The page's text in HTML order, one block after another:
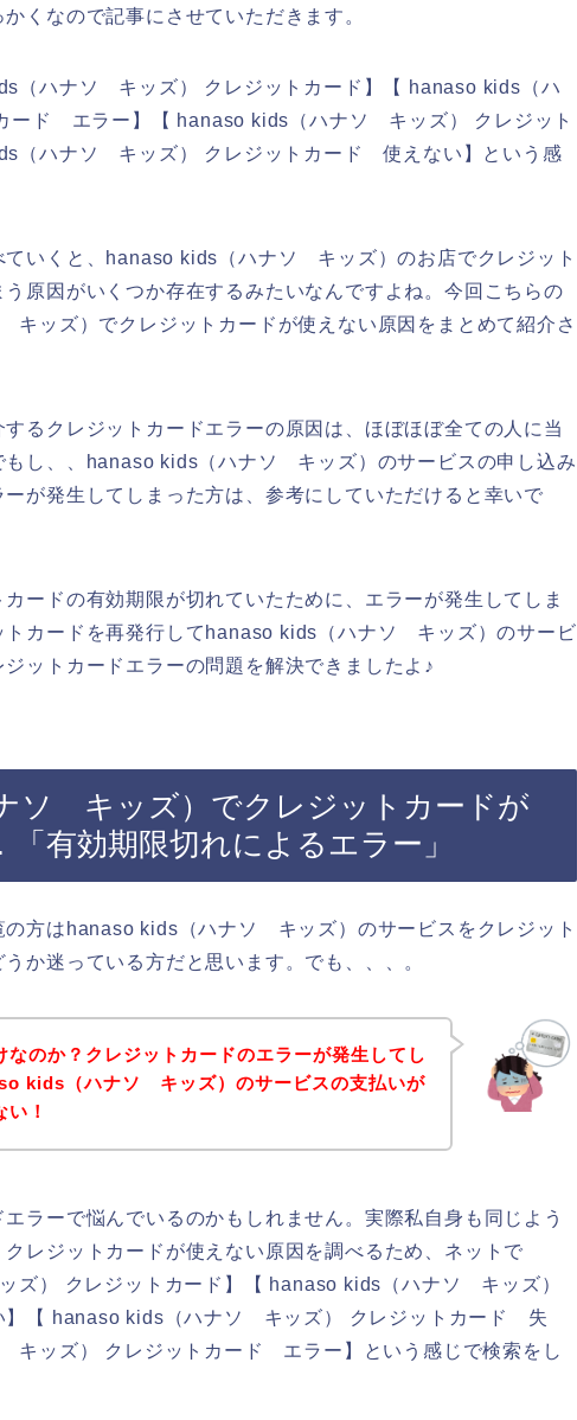
くなので記事にさせていただきます。
（ハナソ キッズ） クレジットカード】【 hanaso kids（ハ
ード エラー】【 hanaso kids（ハナソ キッズ） クレジット
（ハナソ キッズ） クレジットカード 使えない】という感
ていくと、hanaso kids（ハナソ キッズ）のお店でクレジット
原因がいくつか存在するみたいなんですよね。今回こちらの
ッズ）でクレジットカードが使えない原因をまとめて紹介さ
るクレジットカードエラーの原因は、ほぼほぼ全ての人に当
もし、、hanaso kids（ハナソ キッズ）のサービスの申し込み
が発生してしまった方は、参考にしていただけると幸いで
ードの有効期限が切れていたために、エラーが発生してしま
トカードを再発行してhanaso kids（ハナソ キッズ）のサービ
ットカードエラーの問題を解決できましたよ♪
ソ キッズ）でクレジットカードが
有効期限切れによるエラー」
の方はhanaso kids（ハナソ キッズ）のサービスをクレジット
か迷っている方だと思います。でも、、、。
なのか？クレジットカードのエラーが発生してし
kids（ハナソ キッズ）のサービスの支払いが
い！
ラーで悩んでいるのかもしれません。実際私自身も同じよう
レジットカードが使えない原因を調べるため、ネットで
ズ） クレジットカード】【 hanaso kids（ハナソ キッズ）
【 hanaso kids（ハナソ キッズ） クレジットカード 失
キッズ） クレジットカード エラー】という感じで検索をし